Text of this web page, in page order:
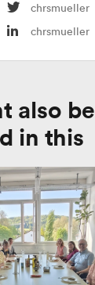
chrsmueller
chrsmueller
also be
in this